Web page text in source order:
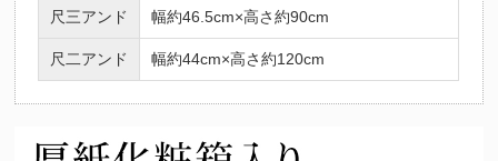
尺三アンド 幅約46.5cm×高さ約90cm
尺二アンド 幅約44cm×高さ約120cm